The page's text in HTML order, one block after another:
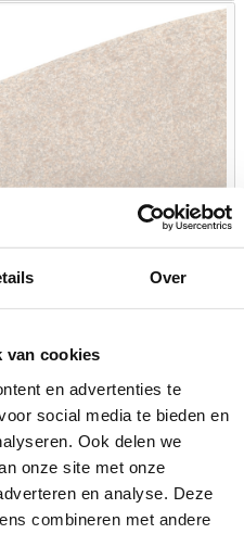
Over
van cookies
en advertenties te
social media te bieden en
Ook delen we
onze site met onze
en analyse. Deze
combineren met andere